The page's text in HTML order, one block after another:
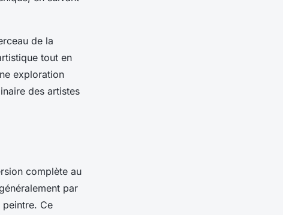
de la
tout en
exploration
des artistes
complète au
par
peintre. Ce